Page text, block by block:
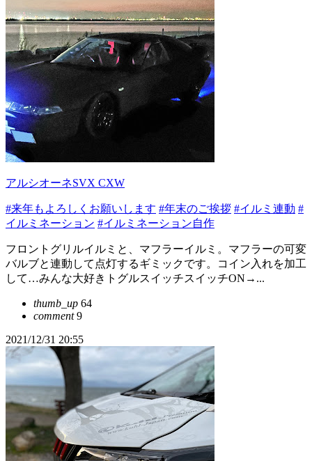
アルシオーネSVX CXW
#来年もよろしくお願いします #年末のご挨拶 #イルミ連動 #
イルミネーション #イルミネーション自作
フロントグリルイルミと、マフラーイルミ。マフラーの可変
バルブと連動して点灯するギミックです。コイン入れを加工
して…みんな大好きトグルスイッチスイッチON→...
thumb_up 64
comment9
2021/12/31 20:55